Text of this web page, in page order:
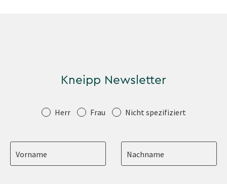
Kneipp Newsletter
Anrede Herr Frau Nicht spezifiziert
Vorname Nachname